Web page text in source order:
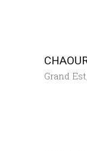
Grand Est